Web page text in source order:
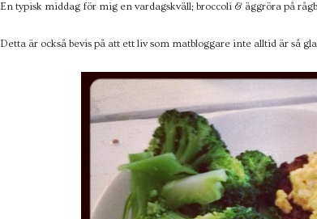
En typisk middag för mig en vardagskväll; broccoli & äggröra på
Detta är också bevis på att ett liv som matbloggare inte alltid är så